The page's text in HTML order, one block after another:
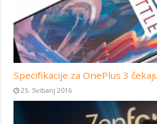
Specifikacije za OnePlus 3
25. Svibanj 2016